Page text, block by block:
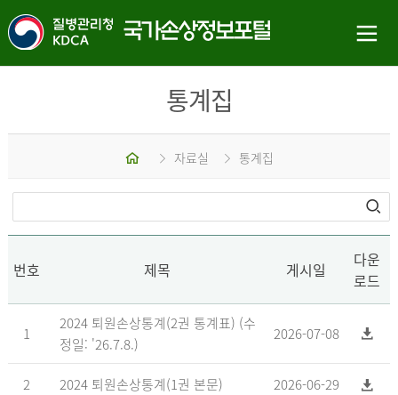
통계집
홈 자료실 통계집
번호 제목 게시일
다운
로드
1
2024 퇴원손상통계(2권 통계표) (수
정일: '26.7.8.)
2026-07-08
2 2024 퇴원손상통계(1권 본문) 2026-06-29